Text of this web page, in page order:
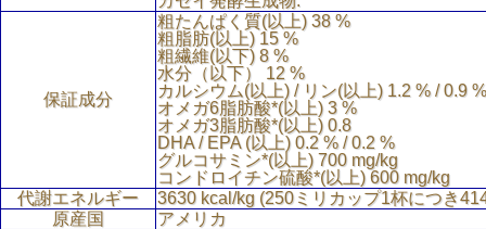
保証成分
粗たんぱく質(以上) 38 %
粗脂肪(以上) 15 %
粗繊維(以下) 8 %
水分（以下） 12 %
カルシウム(以上) / リン(以上) 1.2 % / 0.9 %
オメガ6脂肪酸*(以上) 3 %
オメガ3脂肪酸*(以上) 0.8
DHA / EPA (以上) 0.2 % / 0.2 %
グルコサミン*(以上) 700 mg/kg
コンドロイチン硫酸*(以上) 600 mg/kg
代謝エネルギー
3630 kcal/kg (250ミリカップ1杯につき
原産国
アメリカ